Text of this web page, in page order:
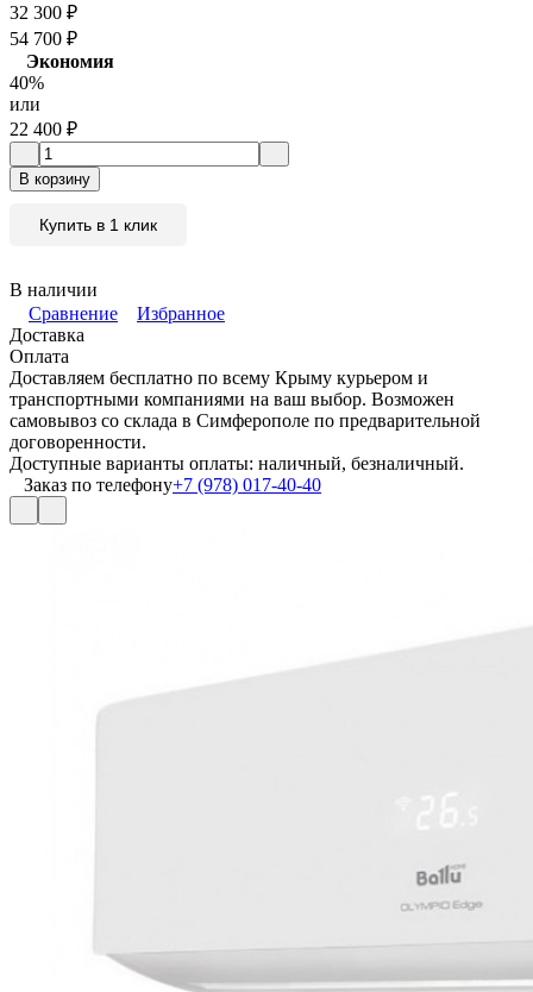
32 300 ₽
54 700 ₽
Экономия
40%
или
22 400 ₽
В корзину
Купить в 1 клик
В наличии
Сравнение
Избранное
Доставка
Оплата
Доставляем бесплатно по всему Крыму курьером и
транспортными компаниями на ваш выбор. Возможен
самовывоз со склада в Симферополе по предварительной
договоренности.
Доступные варианты оплаты: наличный, безналичный.
Заказ по телефону+7 (978) 017-40-40